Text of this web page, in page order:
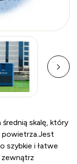
skalę, który
szybkie i łatwe